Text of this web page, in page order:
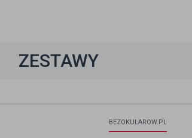
ZESTAWY
BEZOKULAROW.PL